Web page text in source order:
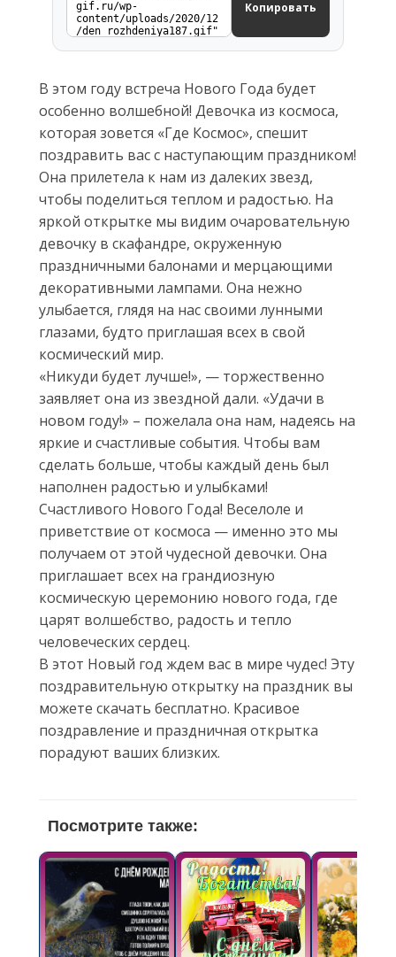
Копировать
В этом году встреча Нового Года будет
особенно волшебной! Девочка из космоса,
которая зовется «Где Космос», спешит
поздравить вас с наступающим праздником!
Она прилетела к нам из далеких звезд,
чтобы поделиться теплом и радостью. На
яркой открытке мы видим очаровательную
девочку в скафандре, окруженную
праздничными балонами и мерцающими
декоративными лампами. Она нежно
улыбается, глядя на нас своими лунными
глазами, будто приглашая всех в свой
космический мир.
«Никуди будет лучше!», — торжественно
заявляет она из звездной дали. «Удачи в
новом году!» – пожелала она нам, надеясь на
яркие и счастливые события. Чтобы вам
сделать больше, чтобы каждый день был
наполнен радостью и улыбками!
Счастливого Нового Года! Веселоле и
приветствие от космоса — именно это мы
получаем от этой чудесной девочки. Она
приглашает всех на грандиозную
космическую церемонию нового года, где
царят волшебство, радость и тепло
человеческих сердец.
В этот Новый год ждем вас в мире чудес! Эту
поздравительную открытку на праздник вы
можете скачать бесплатно. Красивое
поздравление и праздничная открытка
порадуют ваших близких.
Посмотрите также: